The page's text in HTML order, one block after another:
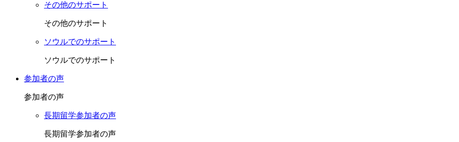
その他のサポート
その他のサポート
ソウルでのサポート
ソウルでのサポート
参加者の声
参加者の声
長期留学参加者の声
長期留学参加者の声